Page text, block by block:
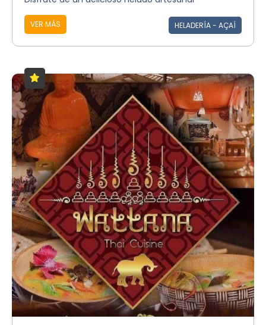
VER MÁS HELADERÍA - AÇAÍ